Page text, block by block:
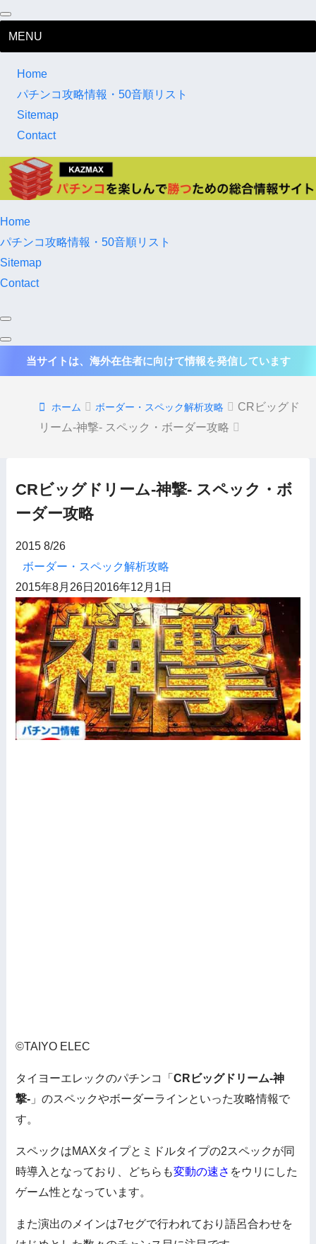
MENU
Home
パチンコ攻略情報・50音順リスト
Sitemap
Contact
Home
パチンコ攻略情報・50音順リスト
Sitemap
Contact
当サイトは、海外在住者に向けて情報を発信しています
ホーム ボーダー・スペック解析攻略
CRビッグド
リーム-神撃- スペック・ボーダー攻略
CRビッグドリーム-神撃- スペック・ボ
ーダー攻略
2015 8/26
ボーダー・スペック解析攻略
2015年8月26日 2016年12月1日
©TAIYO ELEC
タイヨーエレックのパチンコ「CRビッグドリーム-神
撃- 」のスペックやボーダーラインといった攻略情報で
す。
スペックはMAXタイプとミドルタイプの2スペックが同
時導入となっており、どちらも変動の速さ をウリにした
ゲーム性となっています。
また演出のメインは7セグで行われており語呂合わせを